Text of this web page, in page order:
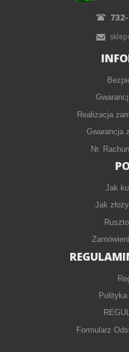
Realizacja
Gwarancja
Nr.
Jak
Jak
Formularz